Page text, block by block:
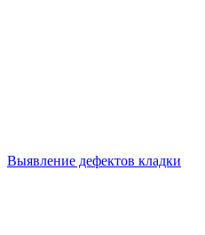
Выявление дефектов кладки